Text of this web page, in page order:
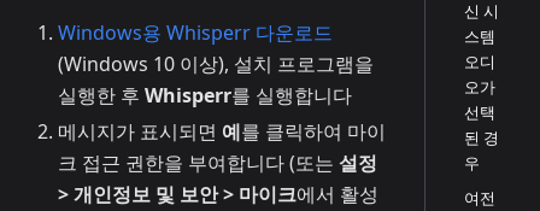
Windows용 Whisperr 다운로드
(Windows 10 이상), 설치 프로그램을
실행한 후 Whisperr를 실행합니다
메시지가 표시되면 예를 클릭하여 마이
크 접근 권한을 부여합니다 (또는 설정
> 개인정보 및 보안 > 마이크에서 활성
신 시
스템
오디
오가
선택
된 경
우
여전